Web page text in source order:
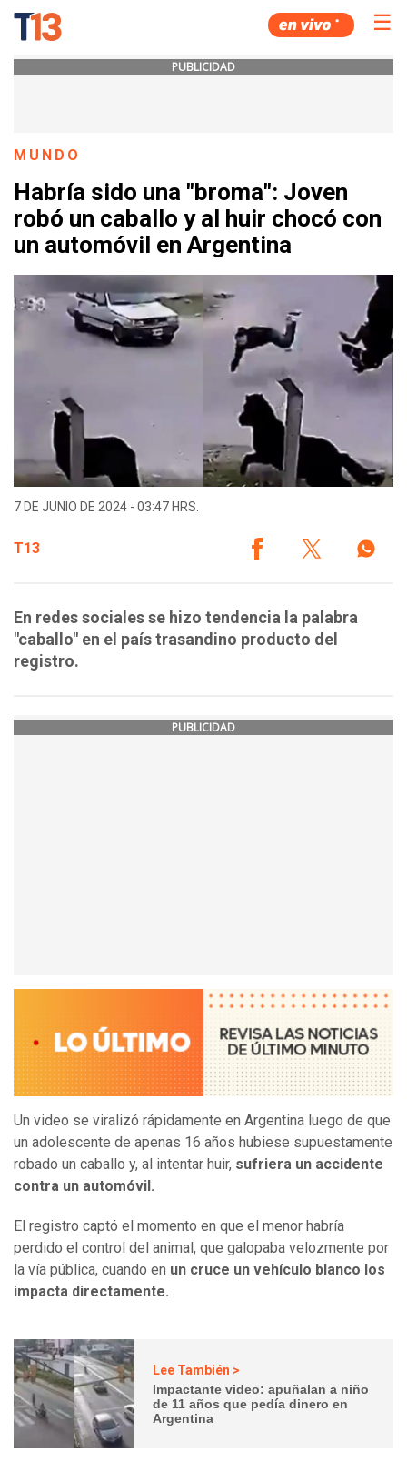
☰
PUBLICIDAD
MUNDO
Habría sido una "broma": Joven
robó un caballo y al huir chocó con
un automóvil en Argentina
7 DE JUNIO DE 2024 - 03:47 HRS.
T13
En redes sociales se hizo tendencia la palabra
"caballo" en el país trasandino producto del
registro.
PUBLICIDAD
Un video se viralizó rápidamente en Argentina luego de que
un adolescente de apenas 16 años hubiese supuestamente
robado un caballo y, al intentar huir, sufriera un accidente
contra un automóvil.
El registro captó el momento en que el menor habría
perdido el control del animal, que galopaba velozmente por
la vía pública, cuando en un cruce un vehículo blanco los
impacta directamente.
Lee También >
Impactante video: apuñalan a niño
de 11 años que pedía dinero en
Argentina